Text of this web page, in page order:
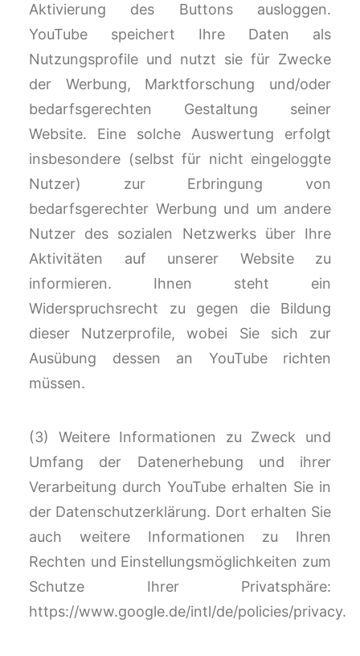
Aktivierung des Buttons ausloggen.
YouTube speichert Ihre Daten als
Nutzungsprofile und nutzt sie für Zwecke
der Werbung, Marktforschung und/oder
bedarfsgerechten Gestaltung seiner
Website. Eine solche Auswertung erfolgt
insbesondere (selbst für nicht eingeloggte
Nutzer) zur Erbringung von
bedarfsgerechter Werbung und um andere
Nutzer des sozialen Netzwerks über Ihre
Aktivitäten auf unserer Website zu
informieren. Ihnen steht ein
Widerspruchsrecht zu gegen die Bildung
dieser Nutzerprofile, wobei Sie sich zur
Ausübung dessen an YouTube richten
müssen.
(3) Weitere Informationen zu Zweck und
Umfang der Datenerhebung und ihrer
Verarbeitung durch YouTube erhalten Sie in
der Datenschutzerklärung. Dort erhalten Sie
auch weitere Informationen zu Ihren
Rechten und Einstellungsmöglichkeiten zum
Schutze Ihrer Privatsphäre:
https://www.google.de/intl/de/policies/privacy.